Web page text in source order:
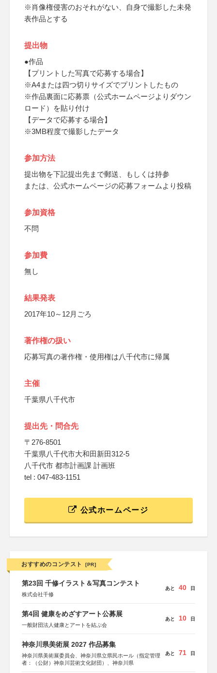
※肖像権侵害のおそれがない、自身で撮影した未発
表作品とする
提出物
●作品
【プリントした写真で応募する場合】
※A4または四つ切りサイズでプリントしたもの
※作品裏面に応募票（公式ホームページよりダウン
ロード）を貼り付け
【データで応募する場合】
※3MB程度で撮影したデータ
参加方法
提出物を下記提出先まで郵送、もしくは持参
または、公式ホームページの応募フォームより投稿
参加資格
不問
参加費
無し
結果発表
2017年10～12月ごろ
著作権の扱い
応募写真の著作権・使用権は八千代市に帰属
主催
千葉県八千代市
提出先・問合先
〒276-8501
千葉県八千代市大和田新田312-5
八千代市 都市計画課 計画班
tel : 047-483-1151
公式ホームページ
おすすめのコンテスト [PR]
第23回 千修イラスト＆写真コンテスト
株式会社千修
あと 40 日
第4回 健康をめざすアート公募展
一般財団法人健康とアートを結ぶ会
あと 10 日
神奈川県美術展 2027 作品募集
神奈川県美術展委員会、神奈川県立県民ホール（指定管理
者：（公財）神奈川芸術文化財団）、神奈川県
あと 71 日